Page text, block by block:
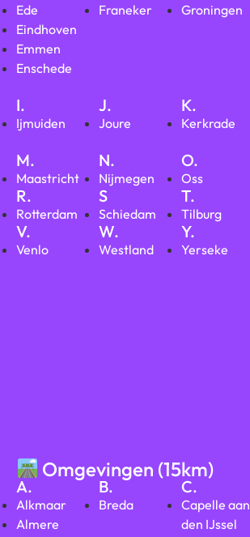
Ede
Eindhoven
Emmen
Enschede
Franeker Groningen
I.
Ijmuiden
J.
Joure
K.
Kerkrade
M.
Maastricht
N.
Nijmegen
O.
Oss
R.
Rotterdam
S
Schiedam
T.
Tilburg
V.
Venlo
W.
Westland
Y.
Yerseke
Omgevingen (15km)
A.
Alkmaar
Almere
B.
Breda
C.
Capelle aan
den IJssel